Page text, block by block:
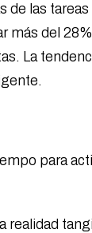
de las
más del
La
para